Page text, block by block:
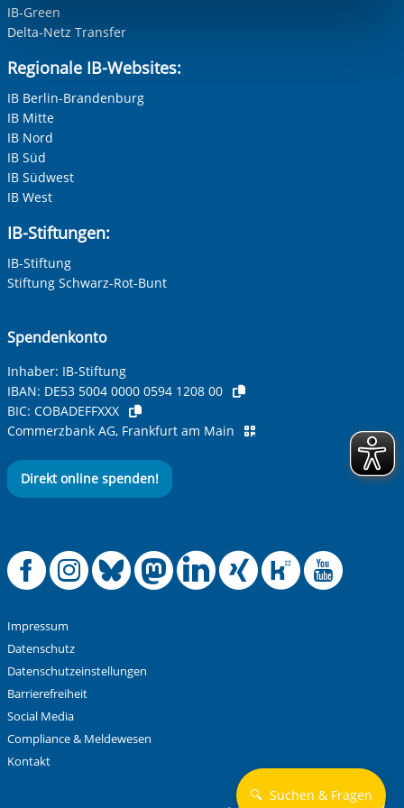
Funktionen sind. Diese Cookies setzen wir aufgrund
berechtigter Interessen und daher unabhängig von einer
Einwilligung.
IB-Green
Delta-Netz Transfer
Regionale IB-Websites:
IB Berlin-Brandenburg
IB Mitte
IB Nord
IB Süd
IB Südwest
IB West
IB-Stiftungen:
IB-Stiftung
Stiftung Schwarz-Rot-Bunt
Spendenkonto
Inhaber: IB-Stiftung
IBAN: DE53 5004 0000 0594 1208 00
BIC: COBADEFFXXX
Commerzbank AG, Frankfurt am Main
Direkt online spenden!
Offizielle
Offizielle
Offizielle
Offizielle
Offizielle
Impressum
Datenschutz
Datenschutzeinstellungen
Barrierefreiheit
Social Media
Compliance & Meldewesen
Kontakt
🔍 Suchen & Fragen